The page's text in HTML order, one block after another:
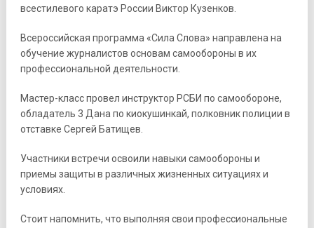
всестилевого каратэ России Виктор Кузенков.
Всероссийская программа «Сила Слова» направлена на
обучение журналистов основам самообороны в их
профессиональной деятельности.
Мастер-класс провел инструктор РСБИ по самообороне,
обладатель 3 Дана по киокушинкай, полковник полиции в
отставке Сергей Батищев.
Участники встречи освоили навыки самообороны и
приемы защиты в различных жизненных ситуациях и
условиях.
Стоит напомнить, что выполняя свои профессиональные